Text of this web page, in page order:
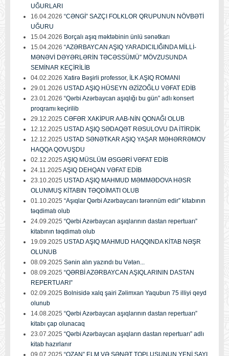
UĞURLARI
16.04.2026 “CƏNGİ” SAZÇI FOLKLOR QRUPUNUN NÖVBƏTİ
UĞURU
15.04.2026 Borçalı aşıq məktəbinin ünlü sənətkarı
15.04.2026 “AZƏRBAYCAN AŞIQ YARADICILIĞINDA MİLLİ-
MƏNƏVİ DƏYƏRLƏRİN TƏCƏSSÜMÜ” MÖVZUSUNDA
SEMİNAR KEÇİRİLİB
04.02.2026 Xatirə Bəşirli professor, İLK AŞIQ ROMANI
29.01.2026 USTAD AŞIQ HÜSEYN ƏZİZOĞLU VƏFAT EDİB
23.01.2026 “Qərbi Azərbaycan aşıqlığı bu gün” adlı konsert
proqramı keçirilib
29.12.2025 CƏFƏR XAKİPUR AAB-NİN QONAĞI OLUB
12.12.2025 USTAD AŞIQ SƏDAQƏT RƏSULOVU DA İTİRDİK
12.12.2025 USTAD SƏNƏTKAR AŞIQ YAŞAR MƏHƏRRƏMOV
HAQQA QOVUŞDU
02.12.2025 AŞIQ MÜSLÜM ƏSGƏRİ VƏFAT EDİB
24.11.2025 AŞIQ DEHQAN VƏFAT EDİB
23.10.2025 USTAD AŞIQ MAHMUD MƏMMƏDOVA HƏSR
OLUNMUŞ KİTABIN TƏQDİMATI OLUB
01.10.2025 “Aşıqlar Qərbi Azərbaycanı tərənnüm edir” kitabının
təqdimatı olub
24.09.2025 “Qərbi Azərbaycan aşıqlarının dastan repertuarı”
kitabının təqdimatı olub
19.09.2025 USTAD AŞIQ MAHMUD HAQQINDA KİTAB NƏŞR
OLUNUB
08.09.2025 Sənin alın yazındı bu Vətən...
08.09.2025 “QƏRBİ AZƏRBAYCAN AŞIQLARININ DASTAN
REPERTUARI”
02.09.2025 Bolnisidə xalq şairi Zəlimxan Yaqubun 75 illiyi qeyd
olunub
14.08.2025 “Qərbi Azərbaycan aşıqlarının dastan repertuarı”
kitabı çap olunacaq
23.07.2025 “Qərbi Azərbaycan aşıqların dastan repertuarı” adlı
kitab hazırlanır
09.07.2025 “OZAN” ELM VƏ SƏNƏT TOPLUSUNUN YENİ SAYI